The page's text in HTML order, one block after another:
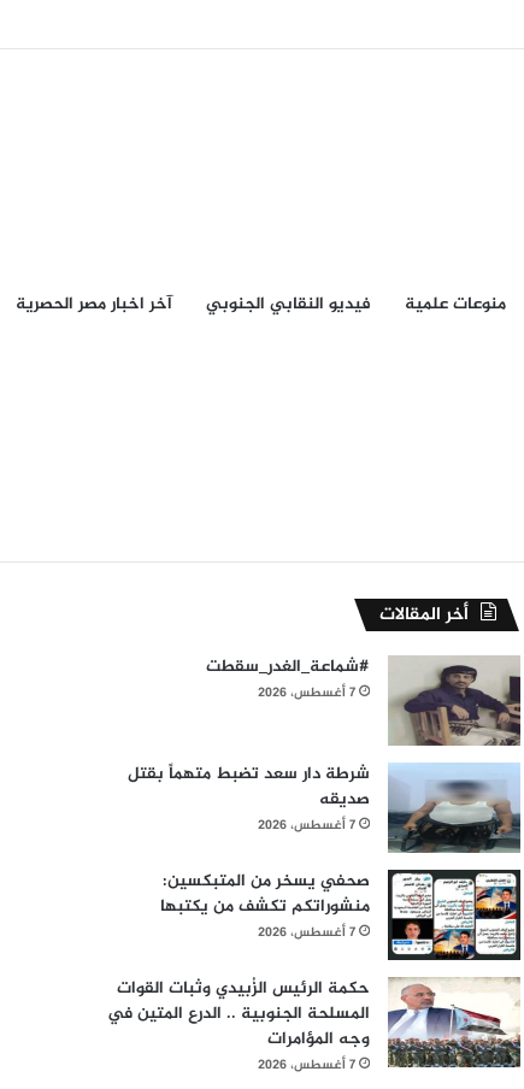
منوعات علمية فيديو النقابي الجنوبي آخر اخبار مصر الحصرية
أخر المقالات
#شماعة_الغدر_سقطت
7 أغسطس، 2026
شرطة دار سعد تضبط متهماً بقتل
صديقه
7 أغسطس، 2026
صحفي يسخر من المتبكسين:
منشوراتكم تكشف من يكتبها
7 أغسطس، 2026
حكمة الرئيس الزُبيدي وثبات القوات
المسلحة الجنوبية .. الدرع المتين في
وجه المؤامرات
7 أغسطس، 2026